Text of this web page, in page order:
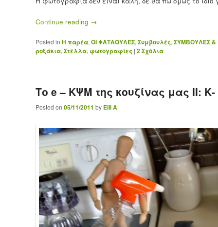
Continue reading →
Posted in Η παρέα, ΟΙ ΦΑΤΑΟΥΛΕΣ, Συμβουλές, ΣΥΜΒΟΥΛΕΣ &
ροξάκια, Στέλλα, φωτογραφίες | 2Σχόλια
Το e – ΚΨΜ της κουζίνας μας II:
Posted on 05/11/2011 by Elli A